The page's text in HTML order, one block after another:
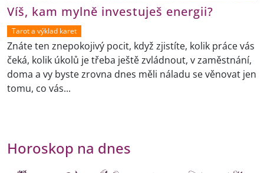
Víš, kam mylně investuješ energii?
Tarot a výklad karet
Znáte ten znepokojivý pocit, když zjistíte, kolik práce vás
čeká, kolik úkolů je třeba ještě zvládnout, v zaměstnání,
doma a vy byste zrovna dnes měli náladu se věnovat jen
tomu, co vás...
Horoskop na dnes